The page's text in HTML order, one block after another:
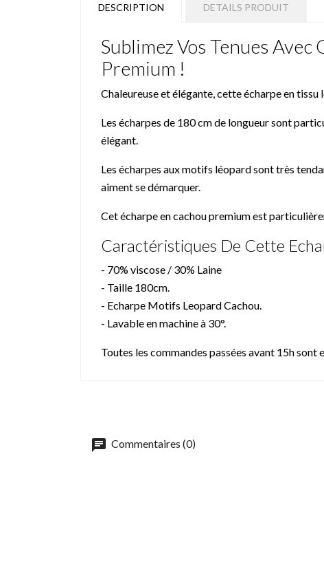
DESCRIPTION DETAILS PRODUIT
Sublimez Vos Tenues
Premium !
Chaleureuse et élégante, cette écharpe en
Les écharpes de 180 cm de longueur sont
élégant.
Les écharpes aux motifs léopard sont très
aiment se démarquer.
Cet écharpe en cachou premium est
Caractéristiques De Cette
- 70% viscose / 30% Laine
- Taille 180cm.
- Echarpe Motifs Leopard Cachou.
- Lavable en machine à 30°.
Toutes les commandes passées avant 15h sont
Commentaires (0)